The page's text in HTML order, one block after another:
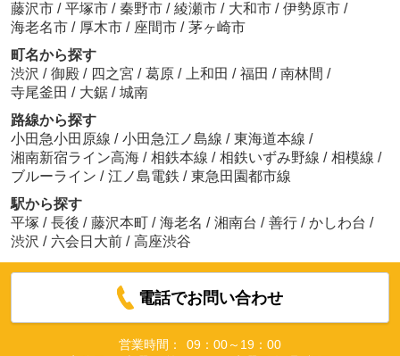
藤沢市 / 平塚市 / 秦野市 / 綾瀬市 / 大和市 / 伊勢原市 /
海老名市 / 厚木市 / 座間市 / 茅ヶ崎市
町名から探す
渋沢 / 御殿 / 四之宮 / 葛原 / 上和田 / 福田 / 南林間 /
寺尾釜田 / 大鋸 / 城南
路線から探す
小田急小田原線 / 小田急江ノ島線 / 東海道本線 /
湘南新宿ライン高海 / 相鉄本線 / 相鉄いずみ野線 / 相模線 /
ブルーライン / 江ノ島電鉄 / 東急田園都市線
駅から探す
平塚 / 長後 / 藤沢本町 / 海老名 / 湘南台 / 善行 / かしわ台 /
渋沢 / 六会日大前 / 高座渋谷
電話でお問い合わせ
営業時間：
09：00～19：00